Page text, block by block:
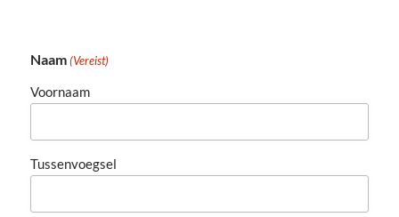
Naam (Vereist)
Voornaam
Tussenvoegsel